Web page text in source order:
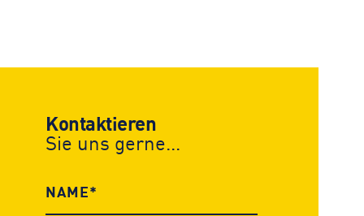
Kontaktieren
Sie uns gerne...